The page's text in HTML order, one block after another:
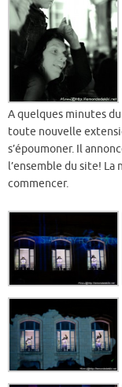
A quelques minutes
toute nouvelle
s’époumoner. Il
l’ensemble du site!
commencer.